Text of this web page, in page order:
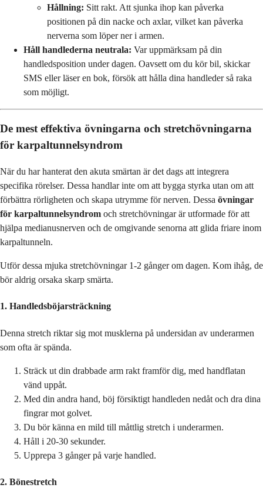
Hållning: Sitt rakt. Att sjunka ihop kan påverka
positionen på din nacke och axlar, vilket kan påverka
nerverna som löper ner i armen.
Håll handlederna neutrala: Var uppmärksam på din
handledsposition under dagen. Oavsett om du kör bil, skickar
SMS eller läser en bok, försök att hålla dina handleder så raka
som möjligt.
De mest effektiva övningarna och stretchövningarna
för karpaltunnelsyndrom
När du har hanterat den akuta smärtan är det dags att integrera
specifika rörelser. Dessa handlar inte om att bygga styrka utan om att
förbättra rörligheten och skapa utrymme för nerven. Dessa övningar
för karpaltunnelsyndrom och stretchövningar är utformade för att
hjälpa medianusnerven och de omgivande senorna att glida friare inom
karpaltunneln.
Utför dessa mjuka stretchövningar 1-2 gånger om dagen. Kom ihåg, de
bör aldrig orsaka skarp smärta.
1. Handledsböjarsträckning
Denna stretch riktar sig mot musklerna på undersidan av underarmen
som ofta är spända.
Sträck ut din drabbade arm rakt framför dig, med handflatan
vänd uppåt.
Med din andra hand, böj försiktigt handleden nedåt och dra dina
fingrar mot golvet.
Du bör känna en mild till måttlig stretch i underarmen.
Håll i 20-30 sekunder.
Upprepa 3 gånger på varje handled.
2. Bönestretch